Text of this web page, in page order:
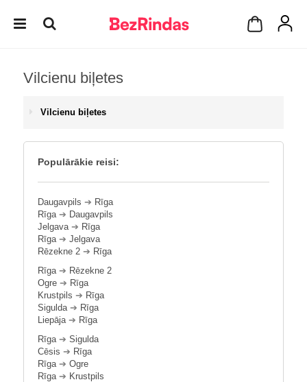
Vilcienu biļetes
Vilcienu biļetes
Populārākie reisi:
Daugavpils ➔ Rīga
Rīga➔ Daugavpils
Jelgava➔ Rīga
Rīga➔ Jelgava
Rēzekne 2 ➔ Rīga
Rīga➔ Rēzekne 2
Ogre ➔ Rīga
Krustpils ➔ Rīga
Sigulda➔ Rīga
Liepāja➔ Rīga
Rīga➔ Sigulda
Cēsis ➔ Rīga
Rīga➔ Ogre
Rīga➔ Krustpils